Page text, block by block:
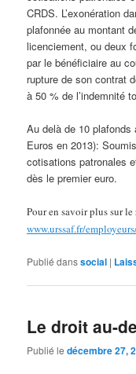
CRDS. L’exonération
plafonnée au montant
licenciement, ou deux
par le bénéficiaire au
rupture de son contrat
à 50 % de l’indemnité
Au delà de 10
Euros en 2013):
cotisations patronales
dès le premier euro.
Pour en savoir plus sur
www.urssaf.fr/
Publié danssocial |
Le droit au-
Publié ledécembre 27,